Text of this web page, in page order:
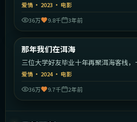
爱情 · 2023 · 电影
36万
9.8千 3年前
热门
那年我们在洱海
三位大学好友毕业十年再聚洱海客栈
揭开。
爱情 · 2024· 电影
36万
9.7千 2年前